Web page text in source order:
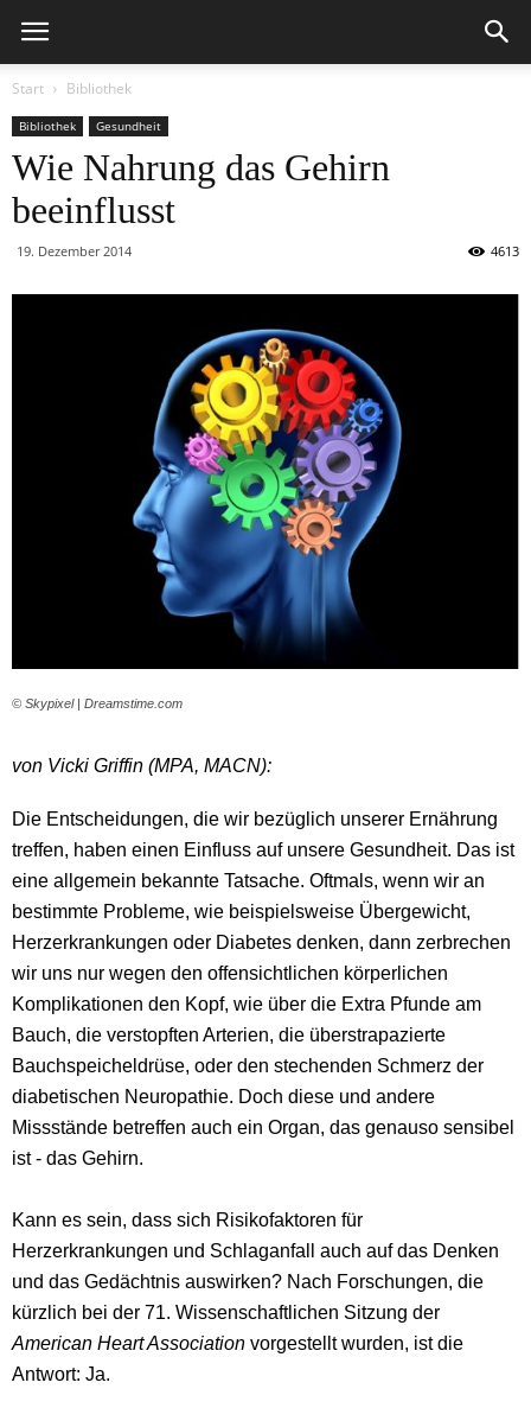
Start Bibliothek
Bibliothek Gesundheit
Wie Nahrung das Gehirn
beeinflusst
19. Dezember 2014 4613
© Skypixel | Dreamstime.com
von Vicki Griffin (MPA, MACN):
Die Entscheidungen, die wir bezüglich unserer Ernährung
treffen, haben einen Einfluss auf unsere Gesundheit. Das ist
eine allgemein bekannte Tatsache. Oftmals, wenn wir an
bestimmte Probleme, wie beispielsweise Übergewicht,
Herzerkrankungen oder Diabetes denken, dann zerbrechen
wir uns nur wegen den offensichtlichen körperlichen
Komplikationen den Kopf, wie über die Extra Pfunde am
Bauch, die verstopften Arterien, die überstrapazierte
Bauchspeicheldrüse, oder den stechenden Schmerz der
diabetischen Neuropathie. Doch diese und andere
Missstände betreffen auch ein Organ, das genauso sensibel
ist - das Gehirn.
Kann es sein, dass sich Risikofaktoren für
Herzerkrankungen und Schlaganfall auch auf das Denken
und das Gedächtnis auswirken? Nach Forschungen, die
kürzlich bei der 71. Wissenschaftlichen Sitzung der
American Heart Association vorgestellt wurden, ist die
Antwort: Ja.